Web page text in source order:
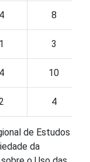
4 8
1 3
4 10
4
de Estudos
da